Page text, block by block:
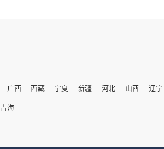
广西 西藏 宁夏 新疆 河北 山西 辽宁
青海